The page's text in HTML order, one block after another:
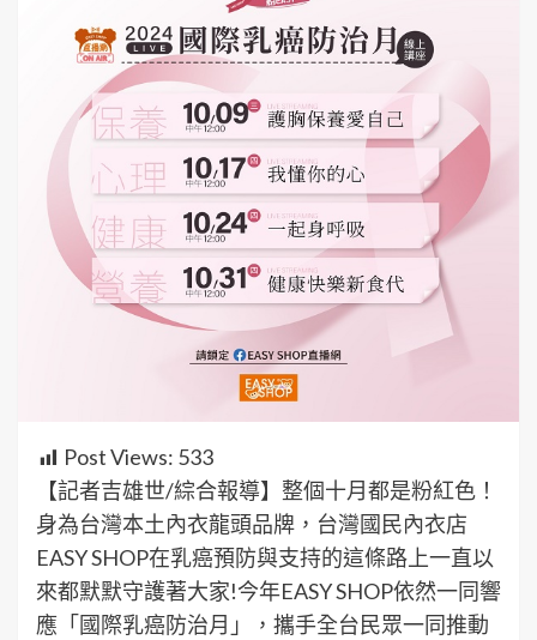
Post Views: 533
【記者吉雄世/綜合報導】整個十月都是粉紅色！
身為台灣本土內衣龍頭品牌，台灣國民內衣店
EASY SHOP在乳癌預防與支持的這條路上一直以
來都默默守護著大家!今年EASY SHOP依然一同響
應「國際乳癌防治月」，攜手全台民眾一同推動